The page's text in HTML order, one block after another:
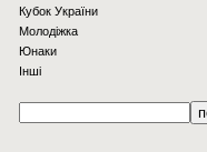
Кубок України
Молодіжка
Юнаки
Інші